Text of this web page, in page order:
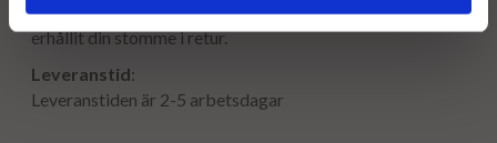
en depositionsavgift. Depositionen återbetalas så snart vi
erhållit din stomme i retur.
Leveranstid:
Leveranstiden är 2-5 arbetsdagar